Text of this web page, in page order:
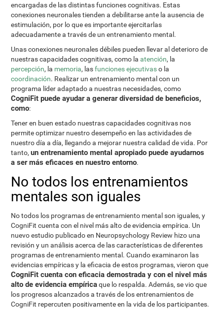
encargadas de las distintas funciones cognitivas. Estas
conexiones neuronales tienden a debilitarse ante la ausencia de
estimulación, por lo que es importante ejercitarlas
adecuadamente a través de un entrenamiento mental.
Unas conexiones neuronales débiles pueden llevar al deterioro de
nuestras capacidades cognitivas, como laatención, la
percepción, la memoria, lasfunciones ejecutivaso la
coordinación. Realizar un entrenamiento mental con un
programa líder adaptado a nuestras necesidades, como
CogniFit puede ayudar a generar diversidad de beneficios,
como:
Tener en buen estado nuestras capacidades cognitivas nos
permite optimizar nuestro desempeño en las actividades de
nuestro día a día, llegando a mejorar nuestra calidad de vida. Por
tanto,un entrenamiento mental apropiado puede ayudarnos
a ser más eficaces en nuestro entorno.
No todos los entrenamientos
mentales son iguales
No todos los programas de entrenamiento mental son iguales, y
CogniFit cuenta con el nivel más alto de evidencia empírica. Un
nuevo estudio publicado en Neuropsychology Review hizo una
revisión y un análisis acerca de las características de diferentes
programas de entrenamiento mental. Cuando examinaron las
evidencias empíricas y la eficacia de estos programas, vieron que
CogniFit cuenta con eficacia demostrada y con el nivel más
alto de evidencia empíricaque lo respalda. Además, se vio que
los progresos alcanzados a través de los entrenamientos de
CogniFit repercuten positivamente en la vida de los participantes.